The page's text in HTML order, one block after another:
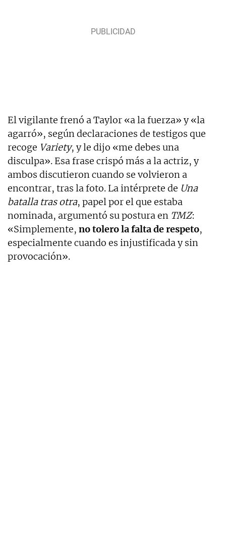
El vigilante frenó a Taylor «a la fuerza» y «la
agarró», según declaraciones de testigos que
recoge Variety, y le dijo «me debes una
disculpa». Esa frase crispó más a la actriz, y
ambos discutieron cuando se volvieron a
encontrar, tras la foto. La intérprete de Una
batalla tras otra, papel por el que estaba
nominada, argumentó su postura en TMZ:
«Simplemente, no tolero la falta de respeto,
especialmente cuando es injustificada y sin
provocación».